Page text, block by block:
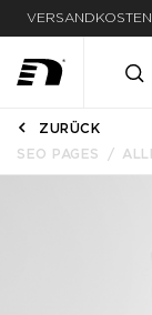
ZURÜCK
SEO PAGES